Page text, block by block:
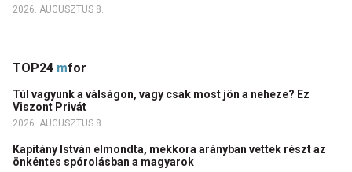
2026. AUGUSZTUS 8.
TOP24 mfor
Túl vagyunk a válságon, vagy csak most jön a neheze? Ez
Viszont Privát
2026. AUGUSZTUS 8.
Kapitány István elmondta, mekkora arányban vettek részt az
önkéntes spórolásban a magyarok